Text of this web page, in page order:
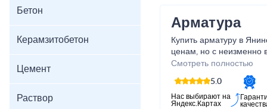
Бетон
Керамзитобетон
Цемент
Раствор
Арматура
Купить арматуру в
ценам, но с неизменно
качества материала.
Смотреть полностью
5.0
Нас выбирают на
Яндекс.Картах